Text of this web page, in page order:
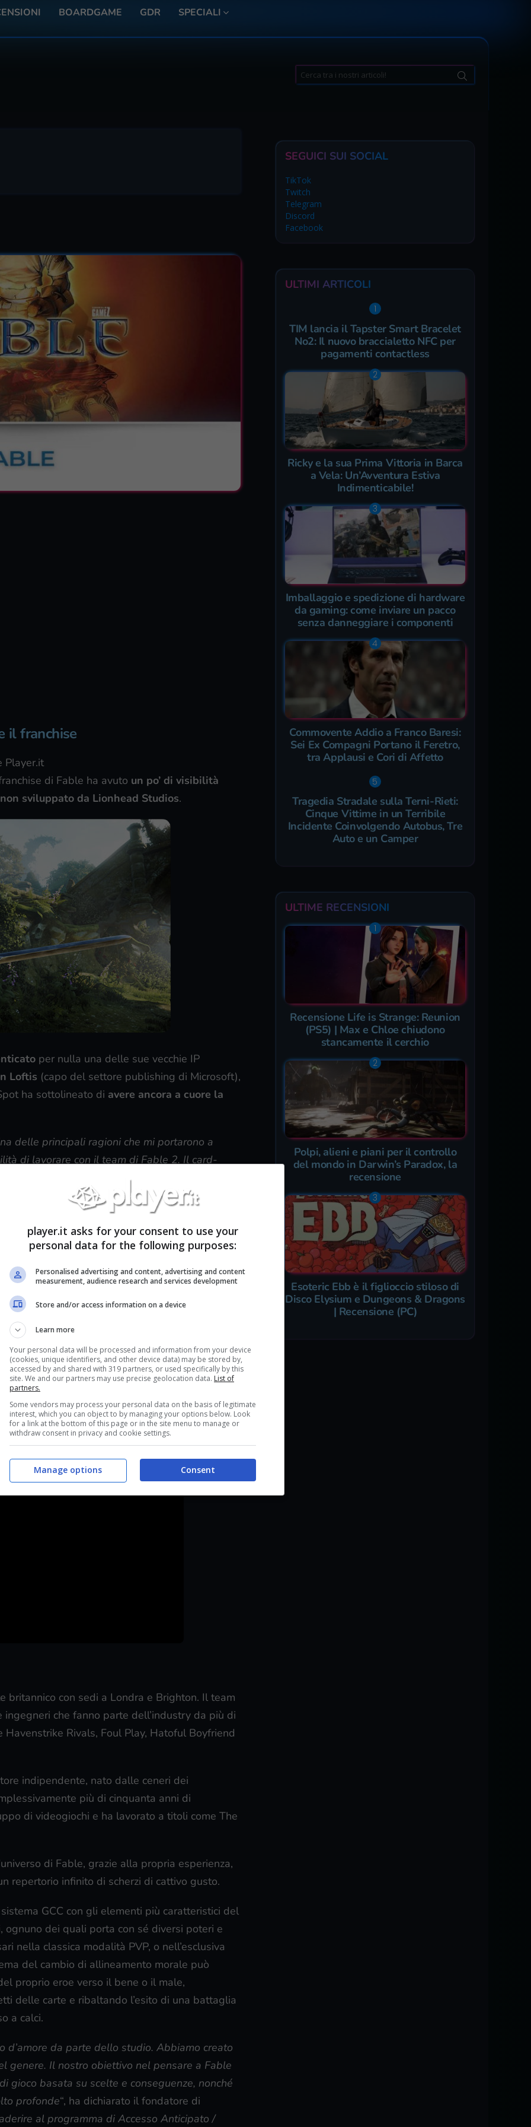
BOARDGAME GDR SPECIALI
Search
for:
il franchise
Player.it
di Fable ha avuto un po’ di visibilità
sviluppato da Lionhead Studios.
per nulla una delle sue vecchie IP
Loftis (capo del settore publishing di Microsoft),
ha sottolineato di avere ancora a cuore la
delle principali ragioni che mi portarono a
di lavorare con il team di Fable 2. Il card-
l’IP! Non posso dire nulla al riguardo, se
mai avere l’opportunità di tornare ad
momento non c’è alcun nuovo titolo della saga
Xbox One e PC
Pezzile
di annunciare cheFable Fortuneè
10 Game Preview e Steam Accesso
britannico con sedi a Londra e Brighton. Il team
che fanno parte dell’industry da più di
Rivals, Foul Play, Hatoful Boyfriend
indipendente, nato dalle ceneri dei
più di cinquanta anni di
di videogiochi e ha lavorato a titoli come The
di Fable, grazie alla propria esperienza,
repertorio infinito di scherzi di cattivo gusto.
GCC con gli elementi più caratteristici del
dei quali porta con sé diversi poteri e
nella classica modalità PVP, o nell’esclusiva
del cambio di allineamento morale può
proprio eroe verso il bene o il male,
delle carte e ribaltando l’esito di una battaglia
a calci.
d’amore da parte dello studio. Abbiamo creato
genere. Il nostro obiettivo nel pensare a Fable
gioco basata su scelte e conseguenze, nonché
profonde“, ha dichiarato il fondatore di
al programma di Accesso Anticipato /
SEGUICI SUI SOCIAL
TikTok
Twitch
Telegram
Discord
Facebook
ULTIMI ARTICOLI
TIM lancia il Tapster Smart Bracelet
No2: Il nuovo braccialetto NFC per
pagamenti contactless
Ricky e la sua Prima Vittoria in Barca
a Vela: Un’Avventura Estiva
Indimenticabile!
Imballaggio e spedizione di hardware
da gaming: come inviare un pacco
senza danneggiare i componenti
Commovente Addio a Franco Baresi:
Sei Ex Compagni Portano il Feretro,
tra Applausi e Cori di Affetto
Tragedia Stradale sulla Terni-Rieti:
Cinque Vittime in un Terribile
Incidente Coinvolgendo Autobus, Tre
Auto e un Camper
ULTIME RECENSIONI
Recensione Life is Strange: Reunion
(PS5) | Max e Chloe chiudono
stancamente il cerchio
Polpi, alieni e piani per il controllo
del mondo in Darwin’s Paradox, la
recensione
Esoteric Ebb è il figlioccio stiloso di
Disco Elysium e Dungeons & Dragons
| Recensione (PC)
player.it asks for your consent to use your
personal data for the following purposes:
Personalised advertising and content, advertising and content
measurement, audience research and services development
Store and/or access information on a device
Learn more
Your personal data will be processed and information from your device
(cookies, unique identifiers, and other device data) may be stored by,
accessed by and shared with 319 partners, or used specifically by this
site. We and our partners may use precise geolocation data. List of
partners.
Some vendors may process your personal data on the basis of legitimate
interest, which you can object to by managing your options below. Look
for a link at the bottom of this page or in the site menu to manage or
withdraw consent in privacy and cookie settings.
Consent
Manage options